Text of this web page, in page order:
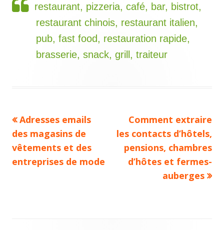
restaurant, pizzeria, café, bar, bistrot,
restaurant chinois, restaurant italien,
pub, fast food, restauration rapide,
brasserie, snack, grill, traiteur
Navigation
de
l’article
Previous
article:
Adresses emails
des magasins de
vêtements et des
entreprises de mode
Next
article:
Comment extraire
les contacts d’hôtels,
pensions, chambres
d’hôtes et fermes-
auberges